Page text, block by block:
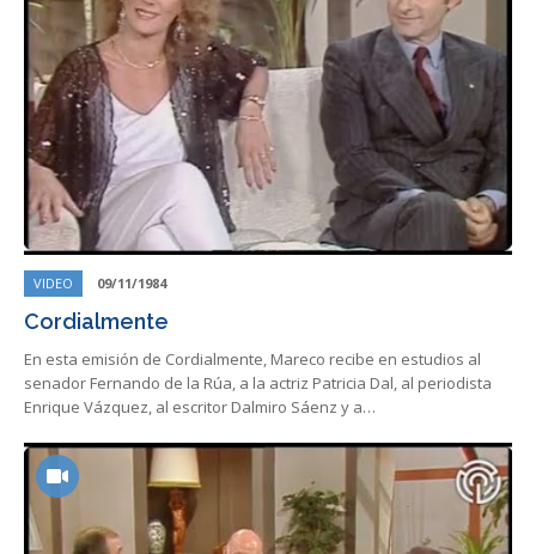
VIDEO 09/11/1984
Cordialmente
En esta emisión de Cordialmente, Mareco recibe en estudios al
senador Fernando de la Rúa, a la actriz Patricia Dal, al periodista
Enrique Vázquez, al escritor Dalmiro Sáenz y a…